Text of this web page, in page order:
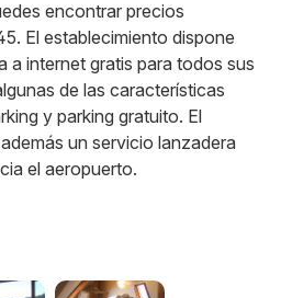
encontrar precios
El establecimiento dispone
a internet gratis para todos sus
de las características
y parking gratuito. El
un servicio lanzadera
el aeropuerto.